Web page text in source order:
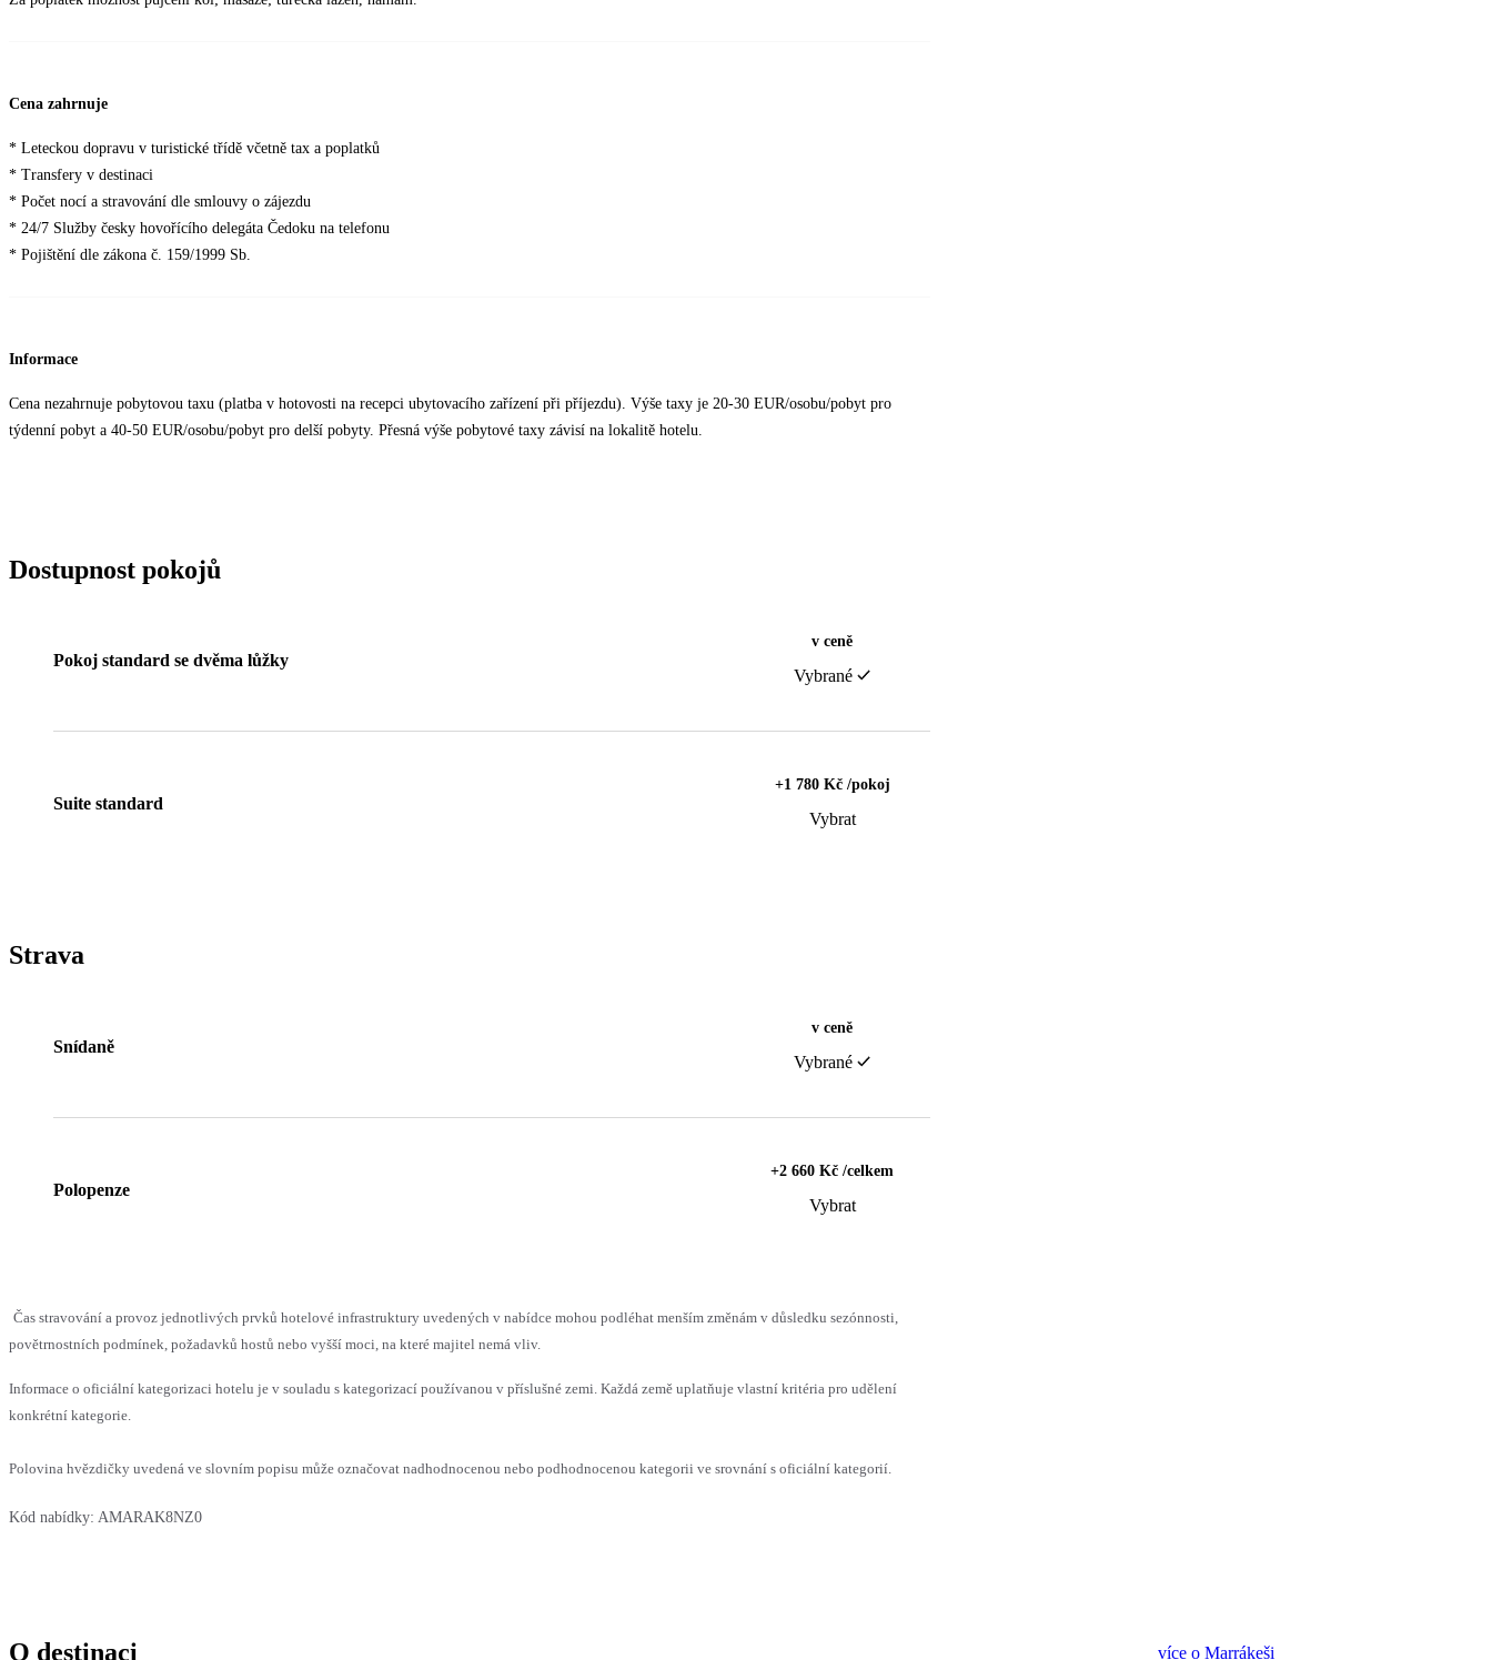
Cena zahrnuje
* Leteckou dopravu v turistické třídě včetně tax a poplatků
* Transfery v destinaci
* Počet nocí a stravování dle smlouvy o zájezdu
* 24/7 Služby česky hovořícího delegáta Čedoku na telefonu
* Pojištění dle zákona č. 159/1999 Sb.
Informace
Cena nezahrnuje pobytovou taxu (platba v hotovosti na recepci ubytovacího zařízení při příjezdu). Výše taxy je 20-30 EUR/osobu/pobyt pro
týdenní pobyt a 40-50 EUR/osobu/pobyt pro delší pobyty. Přesná výše pobytové taxy závisí na lokalitě hotelu.
Dostupnost pokojů
Pokoj standard se dvěma lůžky
v ceně
Vybrané
Suite standard
+1 780 Kč /pokoj
Vybrat
Strava
Snídaně
v ceně
Vybrané
Polopenze
+2 660 Kč /celkem
Vybrat
Čas stravování a provoz jednotlivých prvků hotelové infrastruktury uvedených v nabídce mohou podléhat menším změnám v důsledku sezónnosti,
povětrnostních podmínek, požadavků hostů nebo vyšší moci, na které majitel nemá vliv.
Informace o oficiální kategorizaci hotelu je v souladu s kategorizací používanou v příslušné zemi. Každá země uplatňuje vlastní kritéria pro udělení
konkrétní kategorie.
Polovina hvězdičky uvedená ve slovním popisu může označovat nadhodnocenou nebo podhodnocenou kategorii ve srovnání s oficiální kategorií.
Kód nabídky: AMARAK8NZ0
O destinaci více o Marrákeši